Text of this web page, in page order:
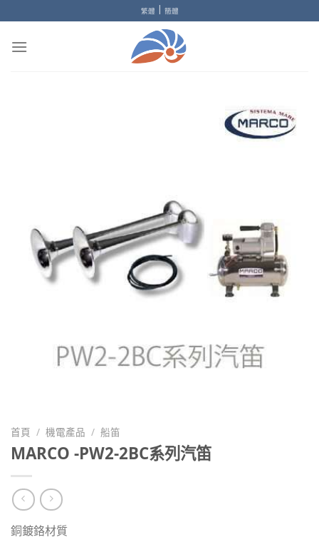
to
content
繁體 | 簡體
首頁 / 機電產品 / 船笛
MARCO -PW2-2BC系列汽笛
銅鍍鉻材質